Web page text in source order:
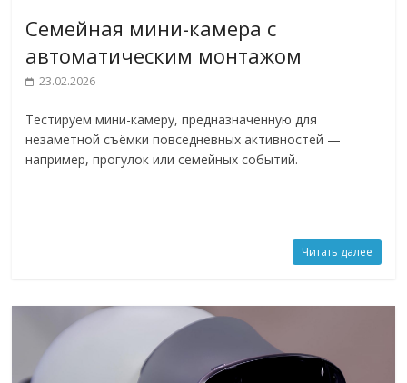
Семейная мини-камера с
автоматическим монтажом
23.02.2026
Тестируем мини-камеру, предназначенную для
незаметной съёмки повседневных активностей —
например, прогулок или семейных событий.
Читать далее